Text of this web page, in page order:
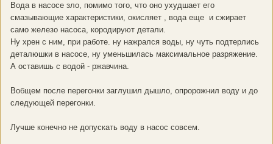
Вода в насосе зло, помимо того, что оно ухудшает его
смазывающие характеристики, окисляет , вода еще и сжирает
само железо насоса, кородируют детали.
Ну хрен с ним, при работе. ну нажрался воды, ну чуть подтерлись
деталюшки в насосе, ну уменьшилась максимальное разряжение.
А оставишь с водой - ржавчина.
Вобщем после перегонки заглушил дышло, опророжнил воду и до
следующей перегонки.
Лучше конечно не допускать воду в насос совсем.